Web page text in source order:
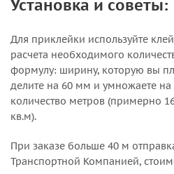
Установка и советы:
Для приклейки используйте
расчета необходимого
формулу: ширину, которую вы
делите на 60 мм и умножаете
количество метров (примерно
кв.м).
При заказе больше 40 м
Транспортной Компанией,